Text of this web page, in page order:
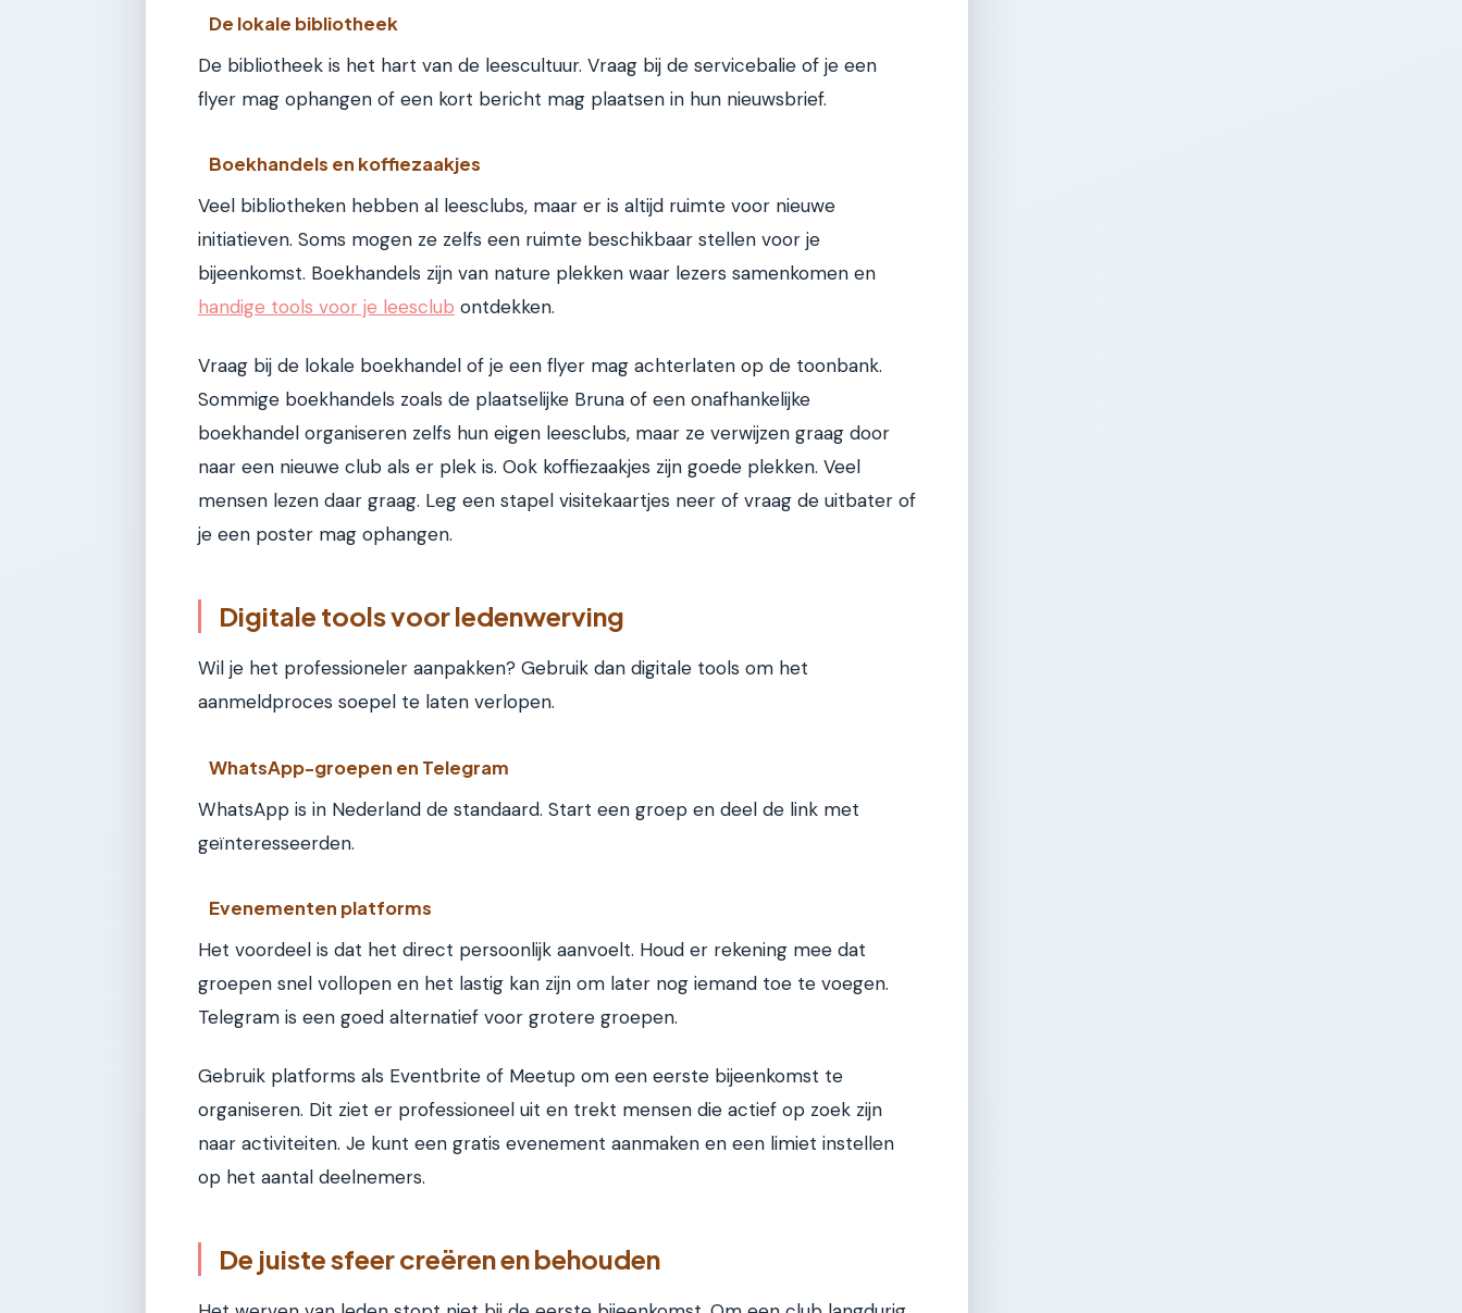
De lokale bibliotheek
De bibliotheek is het hart van de leescultuur. Vraag bij de servicebalie of je een
flyer mag ophangen of een kort bericht mag plaatsen in hun nieuwsbrief.
Boekhandels en koffiezaakjes
Veel bibliotheken hebben al leesclubs, maar er is altijd ruimte voor nieuwe
initiatieven. Soms mogen ze zelfs een ruimte beschikbaar stellen voor je
bijeenkomst. Boekhandels zijn van nature plekken waar lezers samenkomen en
handige tools voor je leesclub ontdekken.
Vraag bij de lokale boekhandel of je een flyer mag achterlaten op de toonbank.
Sommige boekhandels zoals de plaatselijke Bruna of een onafhankelijke
boekhandel organiseren zelfs hun eigen leesclubs, maar ze verwijzen graag door
naar een nieuwe club als er plek is. Ook koffiezaakjes zijn goede plekken. Veel
mensen lezen daar graag. Leg een stapel visitekaartjes neer of vraag de uitbater of
je een poster mag ophangen.
Digitale tools voor ledenwerving
Wil je het professioneler aanpakken? Gebruik dan digitale tools om het
aanmeldproces soepel te laten verlopen.
WhatsApp-groepen en Telegram
WhatsApp is in Nederland de standaard. Start een groep en deel de link met
geïnteresseerden.
Evenementen platforms
Het voordeel is dat het direct persoonlijk aanvoelt. Houd er rekening mee dat
groepen snel vollopen en het lastig kan zijn om later nog iemand toe te voegen.
Telegram is een goed alternatief voor grotere groepen.
Gebruik platforms als Eventbrite of Meetup om een eerste bijeenkomst te
organiseren. Dit ziet er professioneel uit en trekt mensen die actief op zoek zijn
naar activiteiten. Je kunt een gratis evenement aanmaken en een limiet instellen
op het aantal deelnemers.
De juiste sfeer creëren en behouden